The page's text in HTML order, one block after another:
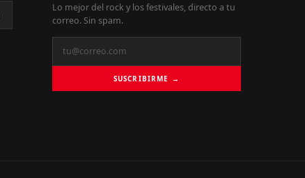
Lo mejor del rock y los festivales, directo a tu
correo. Sin spam.
SUSCRIBIRME →